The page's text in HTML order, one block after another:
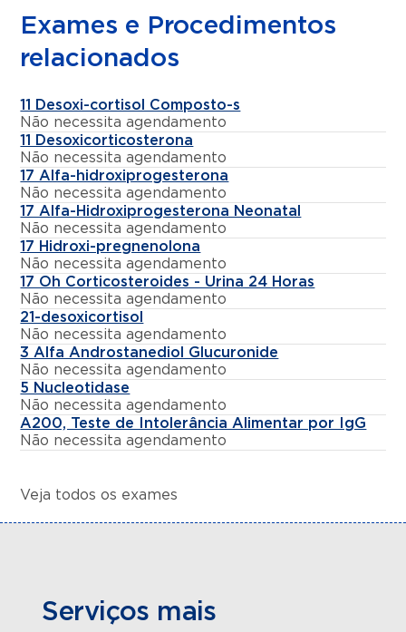
Exames e Procedimentos
relacionados
11 Desoxi-cortisol Composto-s
Não necessita agendamento
11 Desoxicorticosterona
Não necessita agendamento
17 Alfa-hidroxiprogesterona
Não necessita agendamento
17 Alfa-Hidroxiprogesterona Neonatal
Não necessita agendamento
17 Hidroxi-pregnenolona
Não necessita agendamento
17 Oh Corticosteroides - Urina 24 Horas
Não necessita agendamento
21-desoxicortisol
Não necessita agendamento
3 Alfa Androstanediol Glucuronide
Não necessita agendamento
5 Nucleotidase
Não necessita agendamento
A200, Teste de Intolerância Alimentar por IgG
Não necessita agendamento
Veja todos os exames
Serviços mais